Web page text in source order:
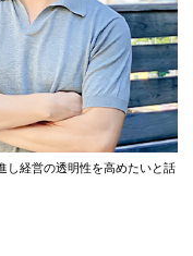
し経営の透明性を高めたいと話